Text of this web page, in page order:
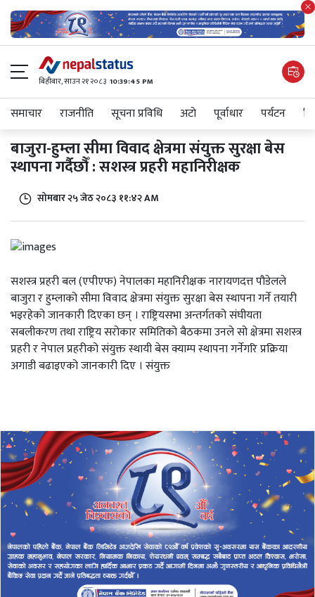
बिहीबार, साउन २१ २०८३ 10:39:45 PM
समाचार राजनीति सूचना प्रविधि अटाे पूर्वाधार पर्यटन
बाजुरा-हुम्ला सीमा विवाद क्षेत्रमा संयुक्त सुरक्षा बेस
स्थापना गर्दैछौँ : सशस्त्र प्रहरी महानिरीक्षक
सोमबार २५ जेठ २०८३ ११:४२ AM
सशस्त्र प्रहरी बल (एपीएफ) नेपालका महानिरीक्षक नारायणदत्त पौडेलले
बाजुरा र हुम्लाको सीमा विवाद क्षेत्रमा संयुक्त सुरक्षा बेस स्थापना गर्ने तयारी
भइरहेको जानकारी दिएका छन् । राष्ट्रियसभा अन्तर्गतको संघीयता
सबलीकरण तथा राष्ट्रिय सरोकार समितिको बैठकमा उनले सो क्षेत्रमा सशस्त्र
प्रहरी र नेपाल प्रहरीको संयुक्त स्थायी बेस क्याम्प स्थापना गर्नेगरि प्रक्रिया
अगाडी बढाइएको जानकारी दिए । संयुक्त